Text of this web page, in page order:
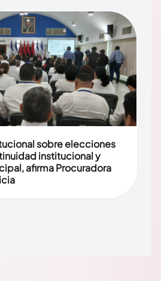
sobre elecciones
institucional y
afirma Procuradora